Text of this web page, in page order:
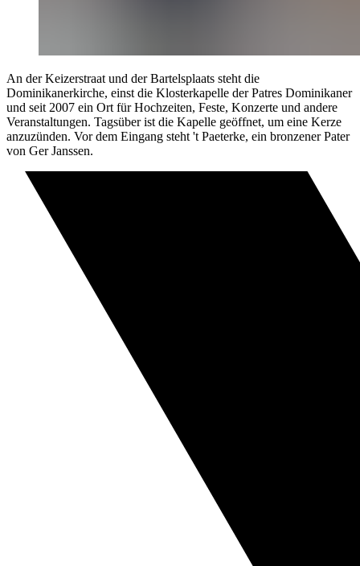
An der Keizerstraat und der Bartelsplaats steht die
Dominikanerkirche, einst die Klosterkapelle der Patres Dominikaner
und seit 2007 ein Ort für Hochzeiten, Feste, Konzerte und andere
Veranstaltungen. Tagsüber ist die Kapelle geöffnet, um eine Kerze
anzuzünden. Vor dem Eingang steht 't Paeterke, ein bronzener Pater
von Ger Janssen.